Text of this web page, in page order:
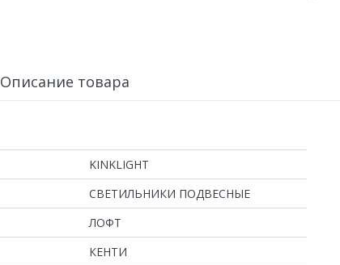
Описание товара
KINKLIGHT
СВЕТИЛЬНИКИ ПОДВЕСНЫЕ
ЛОФТ
КЕНТИ